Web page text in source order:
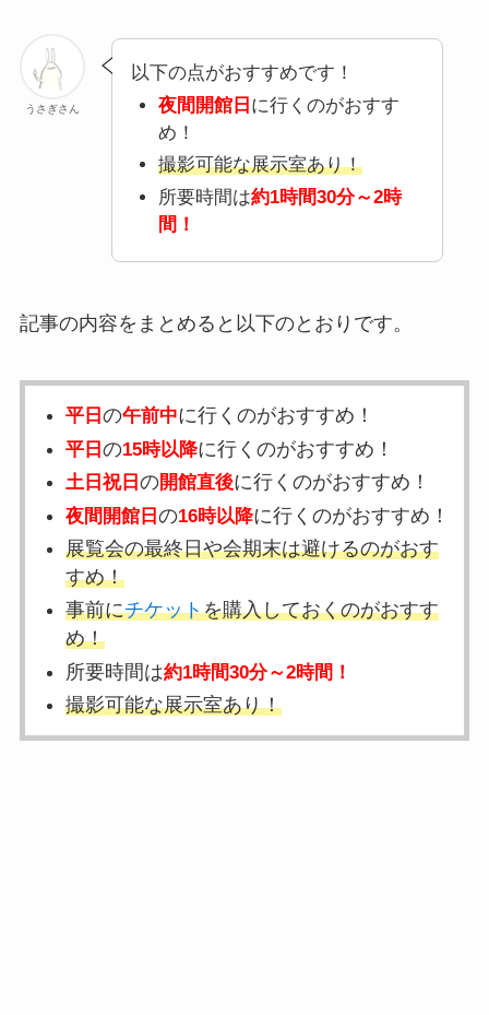
うさぎさん
以下の点がおすすめです！
夜間開館日 に行くのがおすす
め！
撮影可能な展示室あり！
所要時間は約1時間30分～2時
間！
記事の内容をまとめると以下のとおりです。
平日 の午前中に行くのがおすすめ！
平日 の15時以降に行くのがおすすめ！
土日祝日 の開館直後に行くのがおすすめ！
夜間開館日 の16時以降に行くのがおすすめ！
展覧会の最終日や会期末は避けるのがおす
すめ！
事前にチケットを購入しておくのがおすす
め！
所要時間は約1時間30分～2時間！
撮影可能な展示室あり！